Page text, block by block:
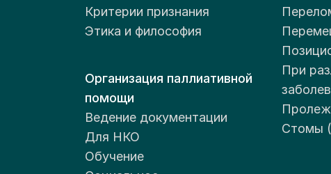
Критерии признания
Этика и философия
Организация паллиативной
помощи
Ведение документации
Для НКО
Обучение
При
Стомы